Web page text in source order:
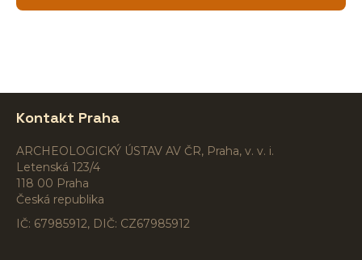
Kontakt Praha
ARCHEOLOGICKÝ ÚSTAV AV ČR, Praha, v. v. i.
Letenská 123/4
118 00 Praha
Česká republika
IČ: 67985912, DIČ: CZ67985912